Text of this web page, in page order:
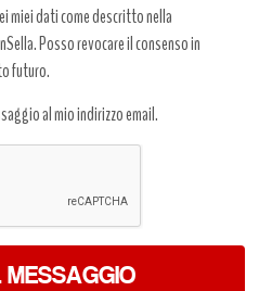
miei dati come descritto nella
Posso revocare il consenso in
futuro.
al mio indirizzo email.
MESSAGGIO